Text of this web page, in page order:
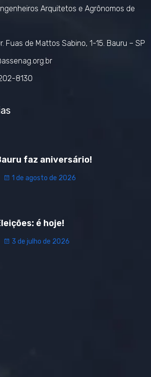
Arquitetos e Agrônomos de
Fuas de Mattos Sabino, 1-15. Bauru – SP
8130
faz aniversário!
1 de agosto de 2026
é hoje!
3 de julho de 2026